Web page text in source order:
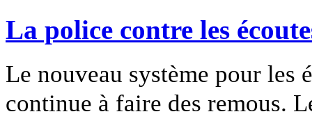
La police contre les
Le nouveau système pour les
continue à faire des remous.